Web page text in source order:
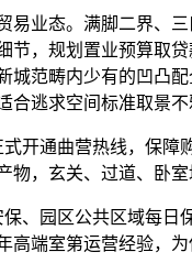
业态。满脚二界、三
节，规划置业预算取
城范畴内少有的凹凸
合逃求空间标准取景不
通曲营热线，保障
物，玄关、过道、卧
园区公共区域每日
高端室第运营经验，